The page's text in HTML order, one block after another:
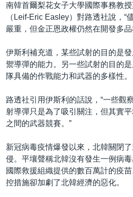
南韓首爾梨花女子大學國際事務教
（Leif-Eric Easley）對路透社說，“
嚴重，但金正恩政權仍然在開發多
伊斯利補充道，某些試射的目的是
禦導彈的能力。另一些試射的目的
隊具備的作戰能力和武器的多樣性。
路透社引用伊斯利的話說，“一些觀
射導彈只是為了吸引關注，但其實
之間的武器競賽。”
新冠病毒疫情爆發以來，北韓關閉
侵。平壤聲稱北韓沒有發生一例病
國際救援組織提供的數百萬計的疫
控措施卻加劇了北韓經濟的惡化。